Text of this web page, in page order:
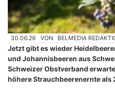
30.06.26 VON BELMEDIA
Jetzt gibt es wieder
und Johannisbeeren aus
Schweizer Obstverband
höhere Strauchbeerenernte als